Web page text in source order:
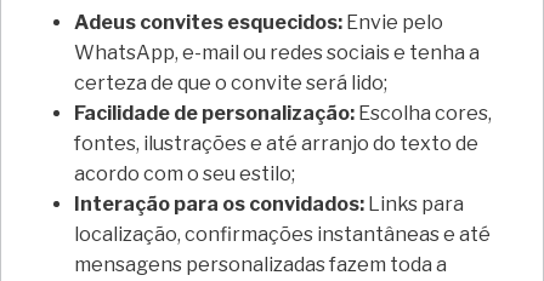
Adeus convites esquecidos: Envie pelo
WhatsApp, e-mail ou redes sociais e tenha a
certeza de que o convite será lido;
Facilidade de personalização: Escolha cores,
fontes, ilustrações e até arranjo do texto de
acordo com o seu estilo;
Interação para os convidados: Links para
localização, confirmações instantâneas e até
mensagens personalizadas fazem toda a